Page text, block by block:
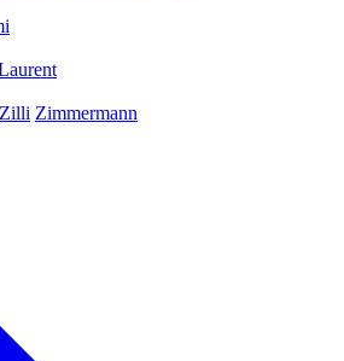
Zilli Zimmermann